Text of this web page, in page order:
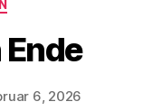
6, 2026